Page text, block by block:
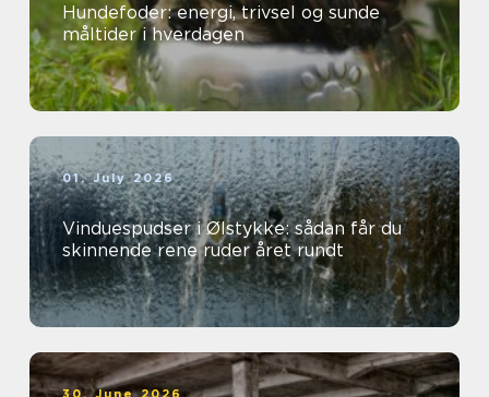
Hundefoder: energi, trivsel og sunde
måltider i hverdagen
01. July 2026
Vinduespudser i Ølstykke: sådan får du
skinnende rene ruder året rundt
30. June 2026